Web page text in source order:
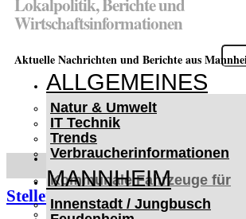
Wirtschaftsinformationen
nach:
Aktuelle Nachrichten und Berichte aus
ALLGEMEINES
Natur & Umwelt
IT Technik
Trends
Verbraucherinformationen
MANNHEIM
Innenstadt / Jungbusch
< UKRAINE >
Kommunale Fahrzeuge für
Czernowitz
Nutzfahrzeuge für Czernowitz
Stellenmarkt in Mannheim